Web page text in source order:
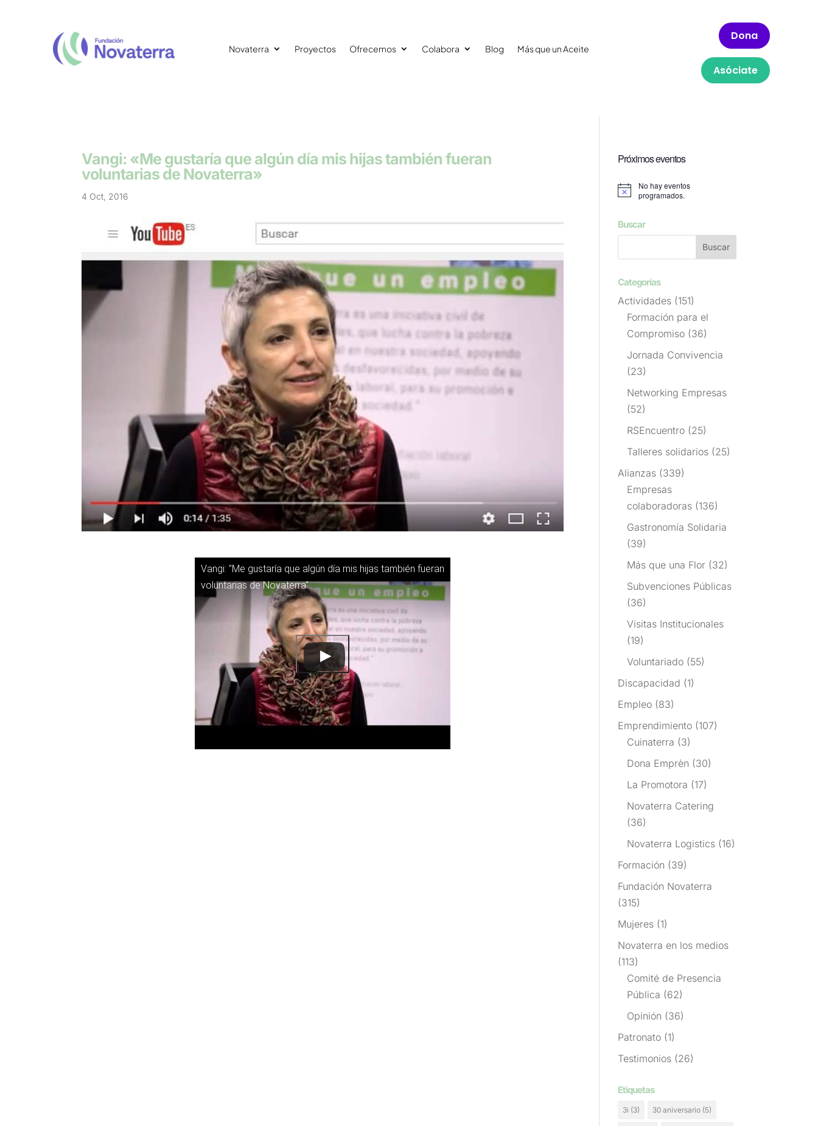
Novaterra Proyectos Ofrecemos Colabora Blog Más que un Aceite
Dona
Asóciate
Vangi: «Me gustaría que algún día mis hijas también fueran
voluntarias de Novaterra»
4 Oct, 2016
Vangi: "Me gustaría que algún día mis hijas también fueran
voluntarias de Novaterra"
Próximos eventos
Aviso
No hay eventos
programados.
Buscar
Categorías
Actividades (151)
Formación para el
Compromiso (36)
Jornada Convivencia
(23)
Networking Empresas
(52)
RSEncuentro (25)
Talleres solidarios (25)
Alianzas (339)
Empresas
colaboradoras (136)
Gastronomía Solidaria
(39)
Más que una Flor (32)
Subvenciones Públicas
(36)
Visitas Institucionales
(19)
Voluntariado (55)
Discapacidad (1)
Empleo (83)
Emprendimiento (107)
Cuinaterra (3)
Dona Emprèn (30)
La Promotora (17)
Novaterra Catering
(36)
Novaterra Logistics (16)
Formación (39)
Fundación Novaterra
(315)
Mujeres (1)
Novaterra en los medios
(113)
Comité de Presencia
Pública (62)
Opinión (36)
Patronato (1)
Testimonios (26)
Etiquetas
3i (3) 30 aniversario (5)